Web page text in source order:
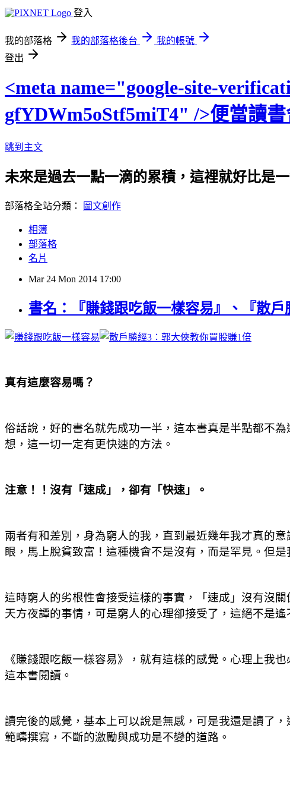
登入
我的部落格 我的部落格後台
我的帳號
登出
<meta name="google-site-
gfYDWm5oStf5miT4" />便當讀書
跳到主文
未來是過去一點一滴的累積，這裡就好比是
部落格全站分類： 圖文創作
相簿
部落格
名片
Mar 24 Mon 2014 17:00
書名：『賺錢跟吃飯一樣容易』、『散戶
真有這麼容易嗎？
俗話說，好的書名就先成功一半，這本書真是半點都不
想，這一切一定有更快速的方法。
注意！！沒有「速成」，卻有「快速」。
兩者有和差別，身為窮人的我，直到最近幾年我才真的
眼，馬上脫貧致富！這種機會不是沒有，而是罕見。但
這時窮人的劣根性會接受這樣的事實，「速成」沒有沒
天方夜譚的事情，可是窮人的心理卻接受了，這絕不是
《賺錢跟吃飯一樣容易》，就有這樣的感覺。心理上我
這本書閱讀。
讀完後的感覺，基本上可以說是無感，可是我還是讀了
範疇撰寫，不斷的激勵與成功是不變的道路。